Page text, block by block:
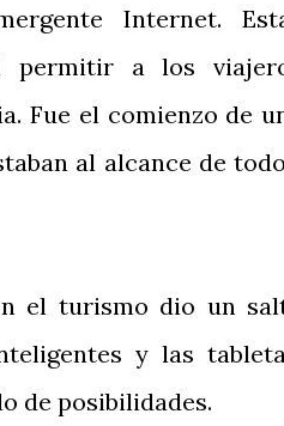
Internet.
permitir a los
Fue el comienzo de
al alcance de
el turismo dio un
y las
de posibilidades.